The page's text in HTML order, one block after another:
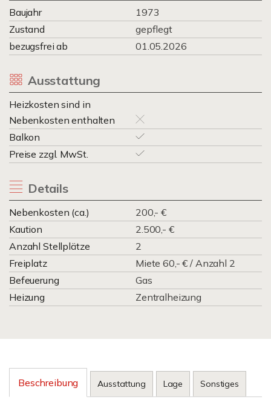
Baujahr
1973
Zustand
gepflegt
bezugsfrei ab
01.05.2026
Ausstattung
Heizkosten sind in
Nebenkosten enthalten
Balkon
Preise zzgl. MwSt.
Details
Nebenkosten (ca.)
200,- €
Kaution
2.500,- €
Anzahl Stellplätze
2
Freiplatz
Miete 60,- € / Anzahl 2
Befeuerung
Gas
Heizung
Zentralheizung
Beschreibung Ausstattung Lage Sonstiges